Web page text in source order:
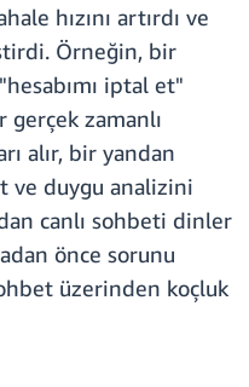
hızını artırdı ve
Örneğin, bir
iptal et"
zamanlı
alır, bir yandan
ve duygu analizini
canlı sohbeti dinler
önce sorunu
üzerinden koçluk